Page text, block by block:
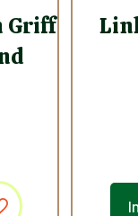
Griff